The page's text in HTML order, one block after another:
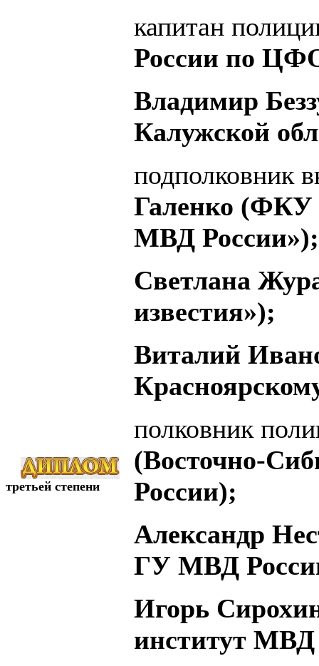
третьей степени
капитан
России по
Владимир
Калужской
подполковник
Галенко (ФКУ
МВД России»);
Светлана
известия»);
Виталий
полковник
(Восточно-
России);
Александр
ГУ МВД
Игорь
институт МВД